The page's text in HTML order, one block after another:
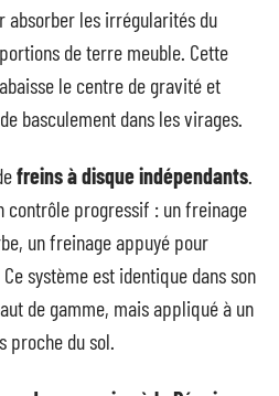
absorber les irrégularités du
de terre meuble. Cette
le centre de gravité et
basculement dans les virages.
freins à disque indépendants.
contrôle progressif : un freinage
un freinage appuyé pour
système est identique dans son
de gamme, mais appliqué à un
proche du sol.